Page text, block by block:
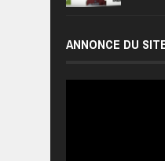
ANNONCE DU